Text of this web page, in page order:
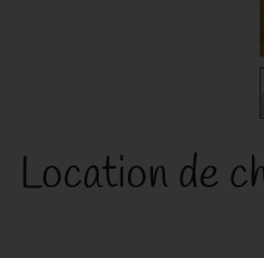
Location de